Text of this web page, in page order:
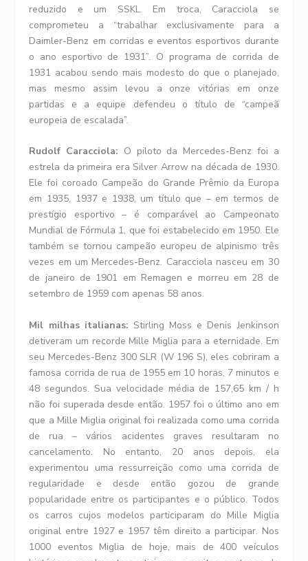
reduzido e um SSKL. Em troca, Caracciola se
comprometeu a “trabalhar exclusivamente para a
Daimler-Benz em corridas e eventos esportivos durante
o ano esportivo de 1931”. O programa de corrida de
1931 acabou sendo mais modesto do que o planejado,
mas mesmo assim levou a onze vitórias em onze
partidas e a equipe defendeu o título de “campeã
europeia de escalada”.
Rudolf Caracciola: O piloto da Mercedes-Benz foi a
estrela da primeira era Silver Arrow na década de 1930.
Ele foi coroado Campeão do Grande Prêmio da Europa
em 1935, 1937 e 1938, um título que – em termos de
prestígio esportivo – é comparável ao Campeonato
Mundial de Fórmula 1, que foi estabelecido em 1950. Ele
também se tornou campeão europeu de alpinismo três
vezes em um Mercedes-Benz. Caracciola nasceu em 30
de janeiro de 1901 em Remagen e morreu em 28 de
setembro de 1959 com apenas 58 anos.
Mil milhas italianas: Stirling Moss e Denis Jenkinson
detiveram um recorde Mille Miglia para a eternidade. Em
seu Mercedes-Benz 300 SLR (W 196 S), eles cobriram a
famosa corrida de rua de 1955 em 10 horas, 7 minutos e
48 segundos. Sua velocidade média de 157,65 km / h
não foi superada desde então. 1957 foi o último ano em
que a Mille Miglia original foi realizada como uma corrida
de rua – vários acidentes graves resultaram no
cancelamento. No entanto, 20 anos depois, ela
experimentou uma ressurreição como uma corrida de
regularidade e desde então gozou de grande
popularidade entre os participantes e o público. Todos
os carros cujos modelos participaram do Mille Miglia
original entre 1927 e 1957 têm direito a participar. Nos
1000 eventos Miglia de hoje, mais de 400 veículos